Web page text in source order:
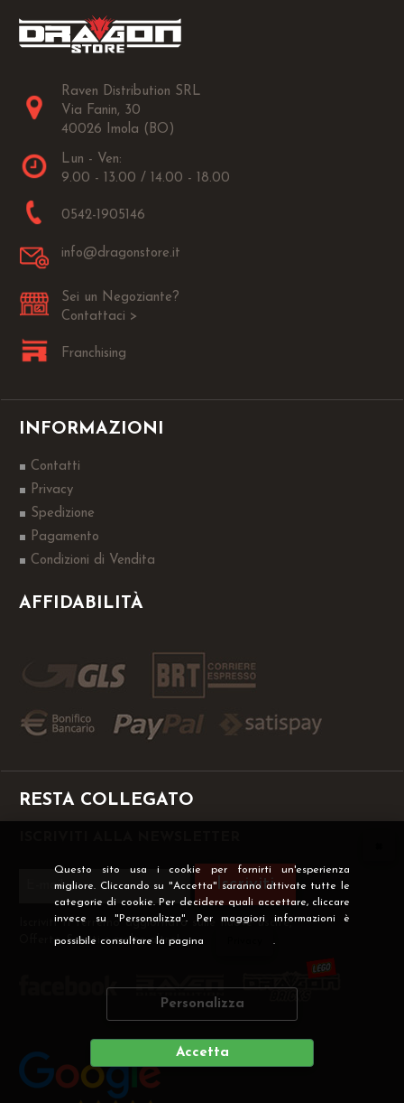
Questo sito usa i cookie per fornirti un'esperienza
migliore. Cliccando su "Accetta" saranno attivate tutte le
categorie di cookie. Per decidere quali accettare, cliccare
invece su "Personalizza". Per maggiori informazioni è
possibile consultare la pagina .
Personalizza
Accetta
Raven Distribution SRL
Via Fanin, 30
40026 Imola (BO)
Lun - Ven:
9.00 - 13.00 / 14.00 - 18.00
0542-1905146
info@dragonstore.it
Sei un Negoziante?
Contattaci >
Franchising
INFORMAZIONI
Contatti
Privacy
Spedizione
Pagamento
Condizioni di Vendita
AFFIDABILITÀ
RESTA COLLEGATO
Iscriviti
Iscriviti ti terremo aggiornato sulle nuove uscite,
Offerte, Sconti e molto altro!